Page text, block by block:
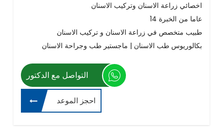
اخصائي زراعة الاسنان وتركيب الاسنان
14 عاما من الخبرة
طبيب متخصص في زراعة الاسنان و تركيب الاسنان
بكالوريوس طب الاسنان | ماجستير طب وجراحة الاسنان
التواصل مع الدكتور
احجز الموعد